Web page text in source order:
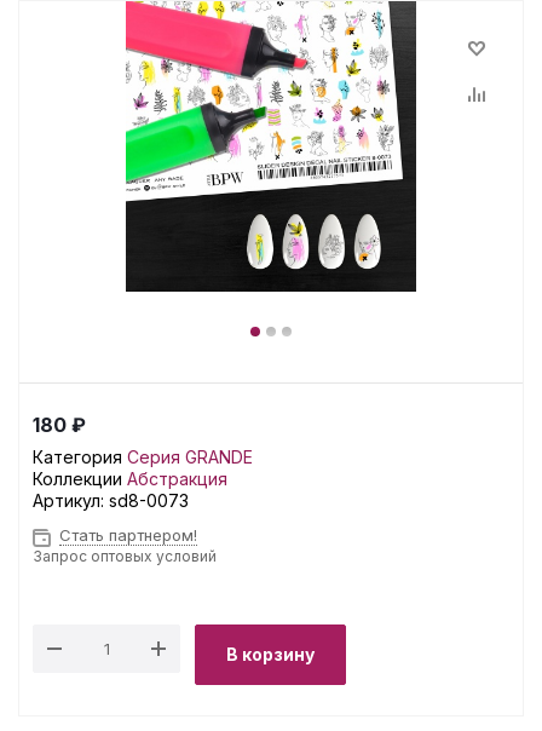
180 ₽
Категория Серия GRANDE
Коллекции Абстракция
Артикул: sd8-0073
Стать партнером!
Запрос оптовых условий
В корзину